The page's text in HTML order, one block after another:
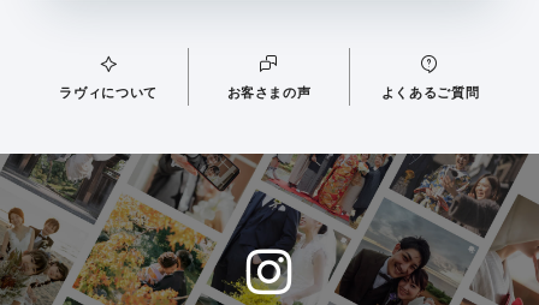
ラヴィについて お客さまの声 よくあるご質問